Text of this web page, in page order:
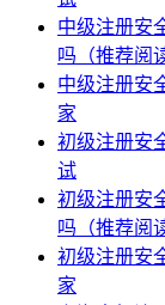
中级注册安
吗（推荐阅
中级注册安
家
初级注册安
试
初级注册安
吗（推荐阅
初级注册安
家